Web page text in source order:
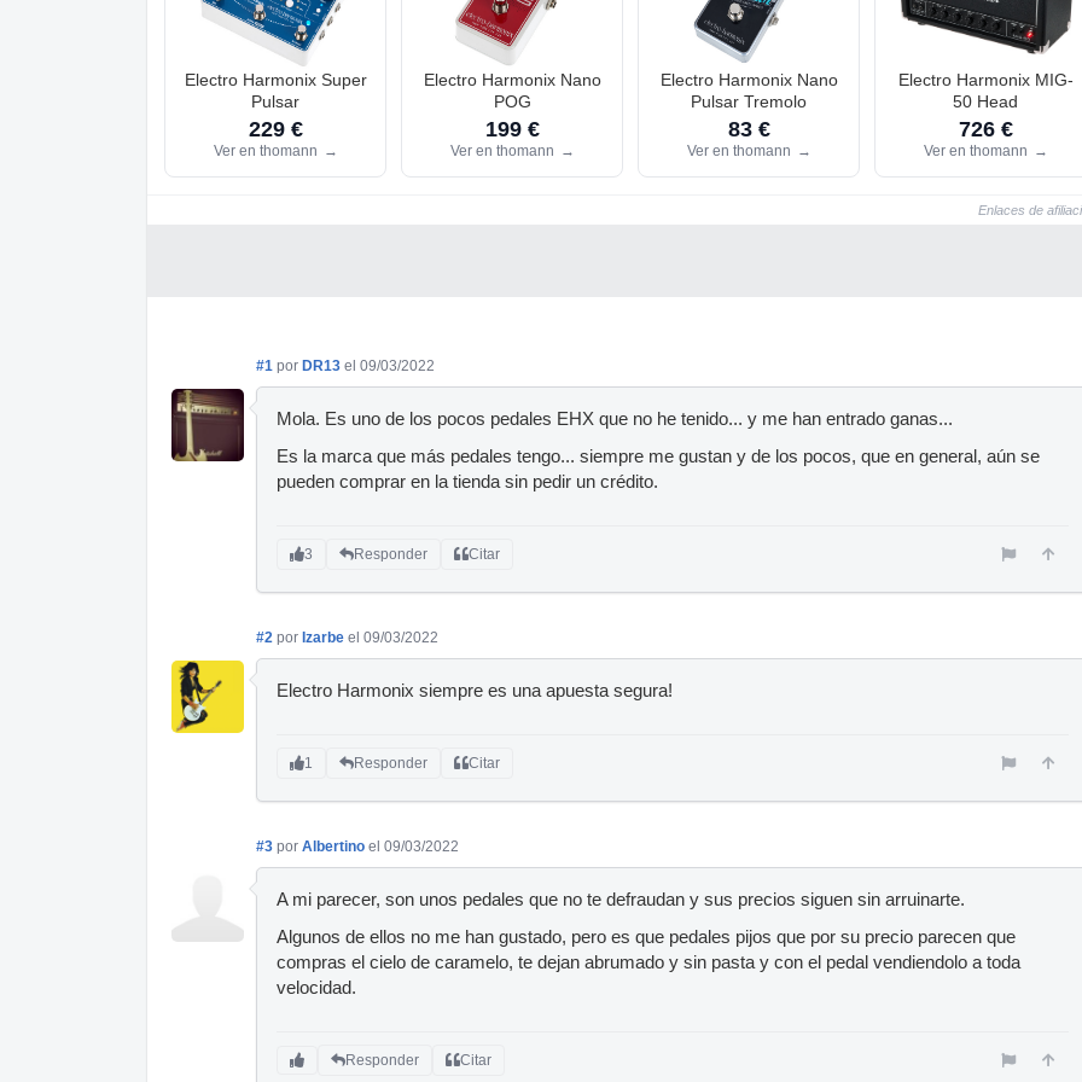
Electro Harmonix Super
Pulsar
229 €
Ver en thomann →
Electro Harmonix Nano
POG
199 €
Ver en thomann →
Electro Harmonix Nano
Pulsar Tremolo
83 €
Ver en thomann →
Electro Harmonix MIG-
50 Head
726 €
Ver en thomann →
Enlaces de
#1 por DR13 el 09/03/2022
Mola. Es uno de los pocos pedales EHX que no he tenido... y me han entrado ganas...
Es la marca que más pedales tengo... siempre me gustan y de los pocos, que en general, aún se
pueden comprar en la tienda sin pedir un crédito.
3 Responder Citar
#2 por Izarbe el 09/03/2022
Electro Harmonix siempre es una apuesta segura!
1 Responder Citar
#3 por Albertino el 09/03/2022
A mi parecer, son unos pedales que no te defraudan y sus precios siguen sin arruinarte.
Algunos de ellos no me han gustado, pero es que pedales pijos que por su precio parecen que
compras el cielo de caramelo, te dejan abrumado y sin pasta y con el pedal vendiendolo a toda
velocidad.
Responder Citar